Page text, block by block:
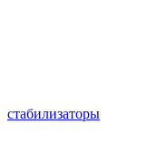
стабилизаторы